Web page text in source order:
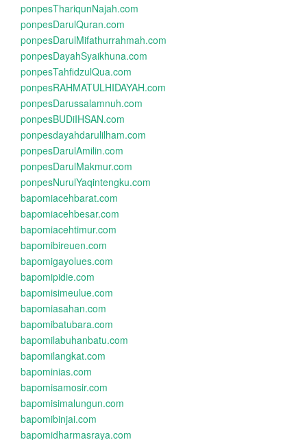
ponpesThariqunNajah.com
ponpesDarulQuran.com
ponpesDarulMifathurrahmah.com
ponpesDayahSyaikhuna.com
ponpesTahfidzulQua.com
ponpesRAHMATULHIDAYAH.com
ponpesDarussalamnuh.com
ponpesBUDiIHSAN.com
ponpesdayahdarulilham.com
ponpesDarulAmilin.com
ponpesDarulMakmur.com
ponpesNurulYaqintengku.com
bapomiacehbarat.com
bapomiacehbesar.com
bapomiacehtimur.com
bapomibireuen.com
bapomigayolues.com
bapomipidie.com
bapomisimeulue.com
bapomiasahan.com
bapomibatubara.com
bapomilabuhanbatu.com
bapomilangkat.com
bapominias.com
bapomisamosir.com
bapomisimalungun.com
bapomibinjai.com
bapomidharmasraya.com